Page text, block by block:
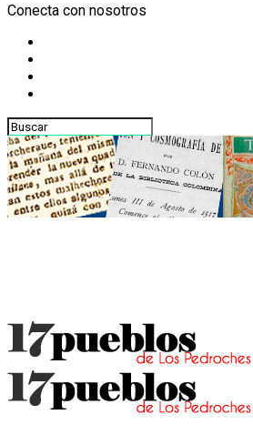
Conecta con nosotros